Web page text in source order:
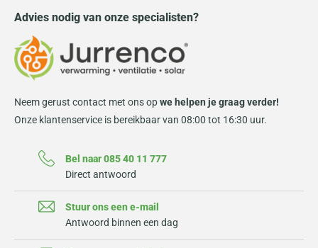
Advies nodig van onze specialisten?
Neem gerust contact met ons opwe helpen je graag verder!
Onze klantenservice is bereikbaar van 08:00 tot 16:30 uur.
Bel naar 085 40 11 777
Direct antwoord
Stuur ons een e-mail
Antwoord binnen een dag